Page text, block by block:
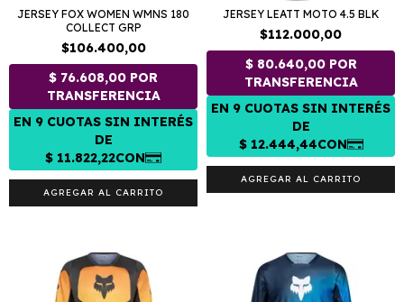
JERSEY FOX WOMEN WMNS 180
COLLECT GRP
$106.400,00
AGREGAR AL CARRITO
JERSEY LEATT MOTO 4.5 BLK
$112.000,00
AGREGAR AL CARRITO